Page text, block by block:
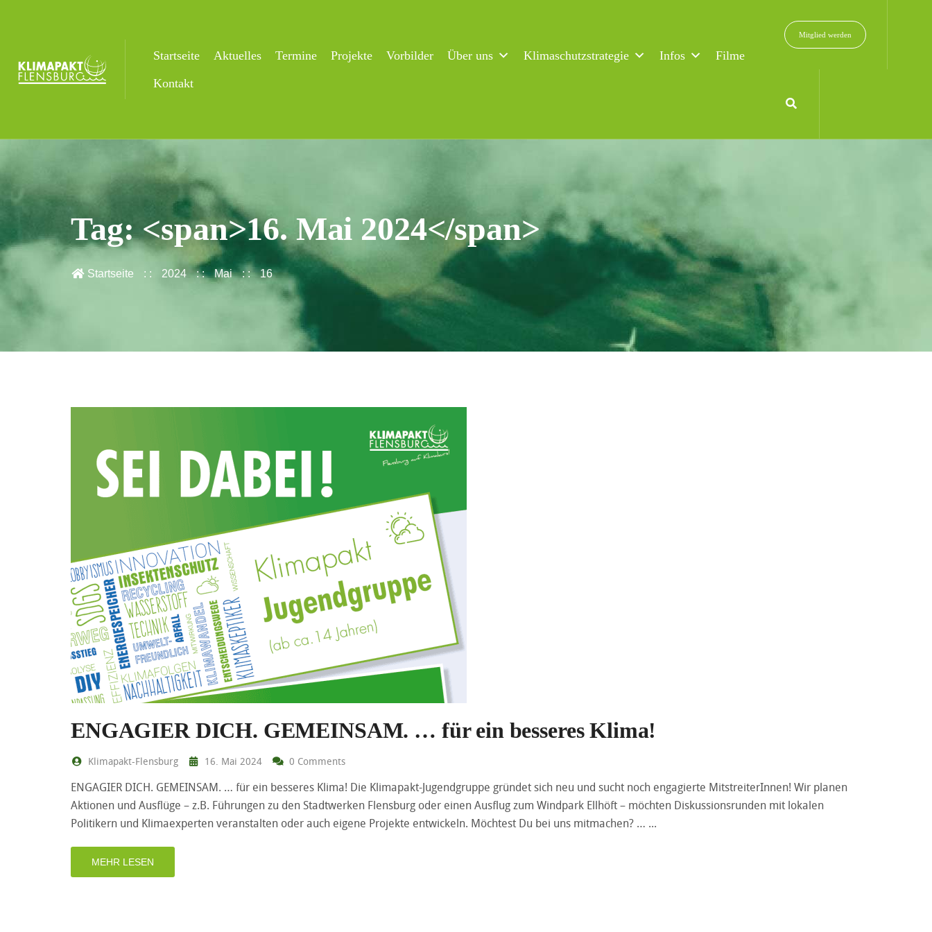
Startseite Aktuelles Termine Projekte Vorbilder Über uns Klimaschutzstrategie Infos
Filme
Kontakt
Mitglied werden
Tag: <span>16. Mai 2024</span>
Startseite 2024 Mai 16
ENGAGIER DICH. GEMEINSAM. … für ein besseres Klima!
Klimapakt-Flensburg 16. Mai 2024 0 Comments
ENGAGIER DICH. GEMEINSAM. … für ein besseres Klima! Die Klimapakt-Jugendgruppe gründet sich neu und sucht noch engagierte MitstreiterInnen! Wir planen
Aktionen und Ausflüge – z.B. Führungen zu den Stadtwerken Flensburg oder einen Ausflug zum Windpark Ellhöft – möchten Diskussionsrunden mit lokalen
Politikern und Klimaexperten veranstalten oder auch eigene Projekte entwickeln. Möchtest Du bei uns mitmachen? …
MEHR LESEN